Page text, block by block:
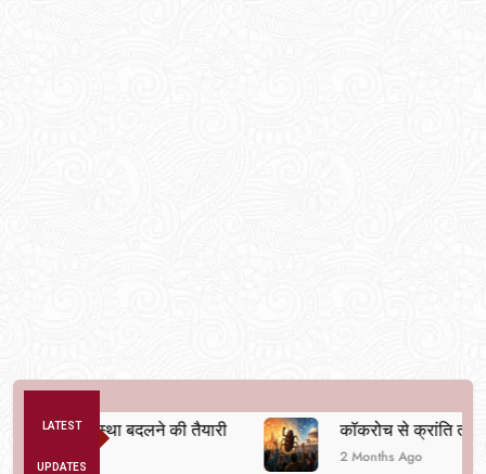
LATEST
UPDATES
व्यवस्था बदलने की तैयारी कॉकरोच से क्रांति तक
2 Months Ago